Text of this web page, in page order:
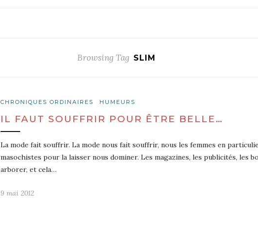
Browsing Tag SLIM
CHRONIQUES ORDINAIRES HUMEURS
IL FAUT SOUFFRIR POUR ÊTRE BELLE…
La mode fait souffrir. La mode nous fait souffrir, nous les femmes en
masochistes pour la laisser nous dominer. Les magazines, les publicités, les
arborer, et cela…
9 mai 2012